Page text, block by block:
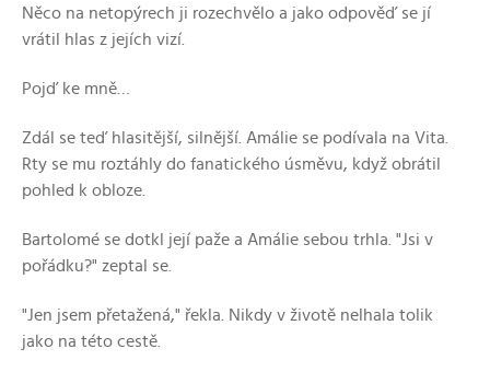
Něco na netopýrech ji rozechvělo a jako odpověď se jí
vrátil hlas z jejích vizí.
Pojď ke mně…
Zdál se teď hlasitější, silnější. Amálie se podívala na Vita.
Rty se mu roztáhly do fanatického úsměvu, když obrátil
pohled k obloze.
Bartolomé se dotkl její paže a Amálie sebou trhla. "Jsi v
pořádku?" zeptal se.
"Jen jsem přetažená," řekla. Nikdy v životě nelhala tolik
jako na této cestě.